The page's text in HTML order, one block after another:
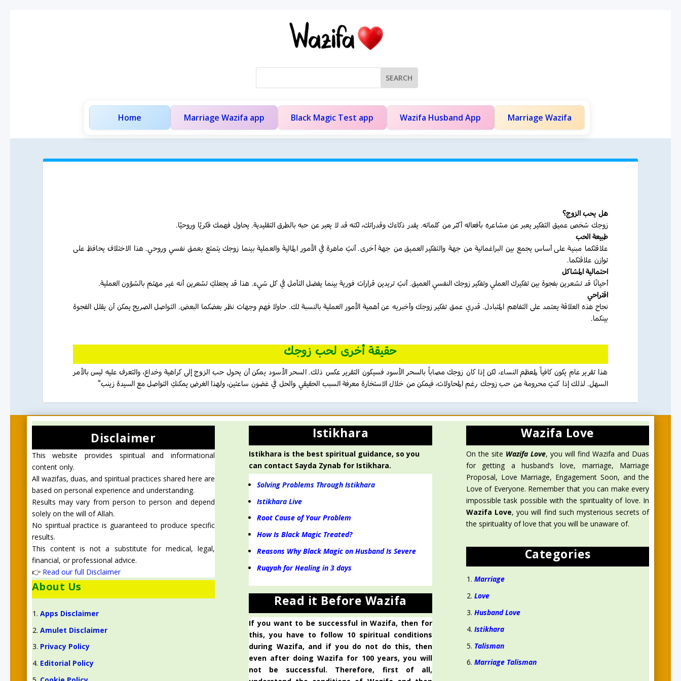
Home Marriage Wazifa app Black Magic Test app Wazifa Husband App Marriage Wazifa
هل يحب الزوج؟
زوجك شخص عميق التفكير يعبر عن مشاعره بأفعاله أكثر من كلماته. يقدر ذكاءك وقدراتك، لكنه قد لا يعبر عن حبه بالطرق التقليدية. يحاول فهمك فكريًا وروحيًا.
طبيعة الحب
علاقتكما مبنية على أساس يجمع بين البراغماتية من جهة والتفكير العميق من جهة أخرى. أنتِ ماهرة في الأمور المالية والعملية بينما زوجك يتمتع بعمق نفسي وروحي. هذا الاختلاف يحافظ على
توازن علاقتكما.
احتمالية المشاكل
أحيانًا قد تشعرين بفجوة بين تفكيرك العملي وتفكير زوجك النفسي العميق. أنتِ تريدين قرارات فورية بينما يفضل التأمل في كل شيء. هذا قد يجعلكِ تشعرين أنه غير مهتم بالشؤون العملية.
اقتراحي
نجاح هذه العلاقة يعتمد على التفاهم المتبادل. قدري عمق تفكير زوجك وأخبريه عن أهمية الأمور العملية بالنسبة لك. حاولا فهم وجهات نظر بعضكما البعض. التواصل الصريح يمكن أن يقلل الفجوة
بينكما.
حقيقة أخرى لحب زوجك
هذا تقرير عام يكون كافياً لمعظم النساء، لكن إذا كان زوجك مصاباً بالسحر الأسود فسيكون التقرير عكس ذلك. السحر الأسود يمكن أن يحول حب الزوج إلى كراهية وخداع، والتعرف عليه ليس بالأمر
السهل. لذلك إذا كنتِ محرومة من حب زوجك رغم المحاولات، فيمكن من خلال الاستخارة معرفة السبب الحقيقي والحل في غضون ساعتين، ولهذا الغرض يمكنكِ التواصل مع السيدة زينب”
Disclaimer
This website provides spiritual and informational
content only.
All wazifas, duas, and spiritual practices shared here are
based on personal experience and understanding.
Results may vary from person to person and depend
solely on the will of Allah.
No spiritual practice is guaranteed to produce specific
results.
This content is not a substitute for medical, legal,
financial, or professional advice.
👉 Read our full Disclaimer
About Us
Apps Disclaimer
Amulet Disclaimer
Privacy Policy
Editorial Policy
Istikhara
Istikhara is the best spiritual guidance, so you
can contact Sayda Zynab for Istikhara.
Solving Problems Through Istikhara
Istikhara Live
Root Cause of Your Problem
How Is Black Magic Treated?
Reasons Why Black Magic on Husband Is Severe
Ruqyah for Healing in 3 days
Read it Before Wazifa
If you want to be successful in Wazifa, then for
this, you have to follow 10 spiritual conditions
during Wazifa, and if you do not do this, then
even after doing Wazifa for 100 years, you will
not be successful. Therefore, first of all,
Wazifa Love
On the site Wazifa Love, you will find Wazifa and Duas
for getting a husband’s love, marriage, Marriage
Proposal, Love Marriage, Engagement Soon, and the
Love of Everyone. Remember that you can make every
impossible task possible with the spirituality of love. In
Wazifa Love, you will find such mysterious secrets of
the spirituality of love that you will be unaware of.
Categories
Marriage
Love
Husband Love
Istikhara
Talisman
Marriage Talisman